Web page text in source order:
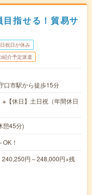
指せる！貿易サ
祝日が休み
紹介予定派遣
口市駅から徒歩15分
【休日】土日祝（年間休日
45分)
！
円～248,000円+残